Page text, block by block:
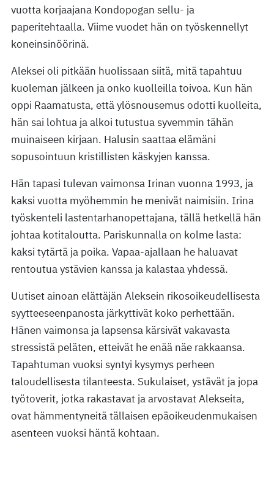
vuotta korjaajana Kondopogan sellu- ja
paperitehtaalla. Viime vuodet hän on työskennellyt
koneinsinöörinä.
Aleksei oli pitkään huolissaan siitä, mitä tapahtuu
kuoleman jälkeen ja onko kuolleilla toivoa. Kun hän
oppi Raamatusta, että ylösnousemus odotti kuolleita,
hän sai lohtua ja alkoi tutustua syvemmin tähän
muinaiseen kirjaan. Halusin saattaa elämäni
sopusointuun kristillisten käskyjen kanssa.
Hän tapasi tulevan vaimonsa Irinan vuonna 1993, ja
kaksi vuotta myöhemmin he menivät naimisiin. Irina
työskenteli lastentarhanopettajana, tällä hetkellä hän
johtaa kotitaloutta. Pariskunnalla on kolme lasta:
kaksi tytärtä ja poika. Vapaa-ajallaan he haluavat
rentoutua ystävien kanssa ja kalastaa yhdessä.
Uutiset ainoan elättäjän Aleksein rikosoikeudellisesta
syytteeseenpanosta järkyttivät koko perhettään.
Hänen vaimonsa ja lapsensa kärsivät vakavasta
stressistä peläten, etteivät he enää näe rakkaansa.
Tapahtuman vuoksi syntyi kysymys perheen
taloudellisesta tilanteesta. Sukulaiset, ystävät ja jopa
työtoverit, jotka rakastavat ja arvostavat Alekseita,
ovat hämmentyneitä tällaisen epäoikeudenmukaisen
asenteen vuoksi häntä kohtaan.